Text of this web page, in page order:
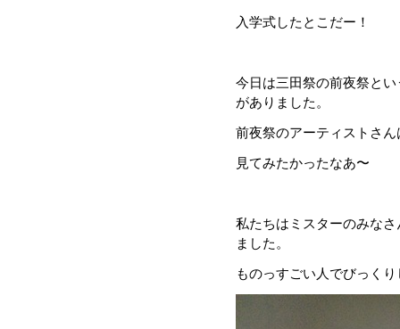
入学式したとこだー！
今日は三田祭の前夜祭と
がありました。
前夜祭のアーティストさ
見てみたかったなあ〜
私たちはミスターのみな
ました。
ものっすごい人でびっく